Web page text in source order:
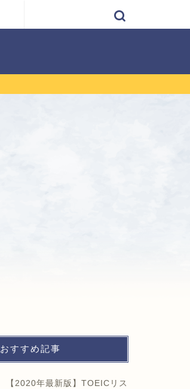
おすすめ記事
【2020年最新版】TOEICリス